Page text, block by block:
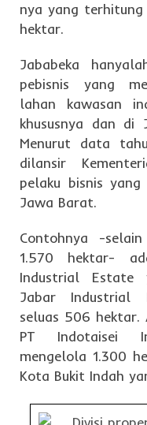
nya yang
hektar.
Jababeka
pebisnis yang
lahan kawasan
khususnya dan di
Menurut data
dilansir
pelaku bisnis
Jawa Barat.
Contohnya -
1.570 hektar-
Industrial Estate
Jabar Industrial
seluas 506 hektar.
PT Indotaisei
mengelola 1.300
Kota Bukit Indah